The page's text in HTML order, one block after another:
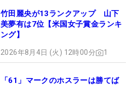
竹田麗央が13ランクアップ 山下
美夢有は7位【米国女子賞金ランキ
ング】
2026年8月4日 (火) 12時00分 1
「61」マークのホスラーは勝てば